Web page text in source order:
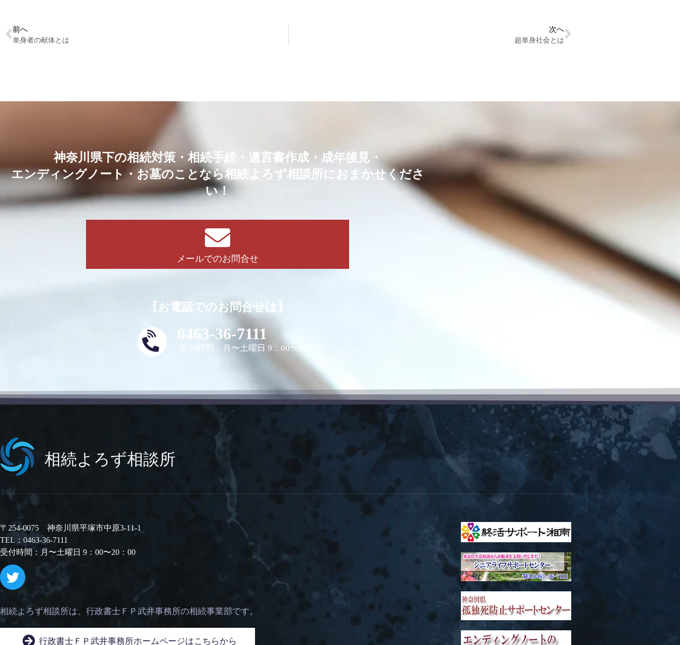
前へ
単身者の献体とは
次へ
超単身社会とは
神奈川県下の相続対策・相続手続・ 遺言書作成・成年後見・
エンディングノート・お墓のことなら相続よろず相談所におまかせくださ
い！
メールでのお問合せ
【お電話でのお問合せは】
0463-36-7111
受付時間：月〜土曜日 9：00〜20：00
相続よろず相談所
〒254-0075 神奈川県平塚市中原3-11-1
TEL：0463-36-7111
受付時間：月〜土曜日 9：00〜20：00
相続よろず相談所は、 行政書士ＦＰ武井事務所の相続事業部です。
行政書士ＦＰ武井事務所ホームページはこちらから